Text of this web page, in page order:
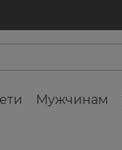
Мужчинам